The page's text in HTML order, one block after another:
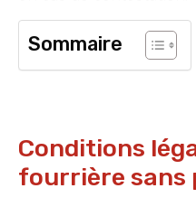
Sommaire
Conditions
fourrière sans